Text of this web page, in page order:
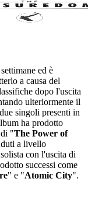
ed è
a causa del
dopo l'uscita
ulteriormente il
singoli presenti in
ha prodotto
"The Power of
a livello
con l'uscita di
successi come
" e "Atomic City".